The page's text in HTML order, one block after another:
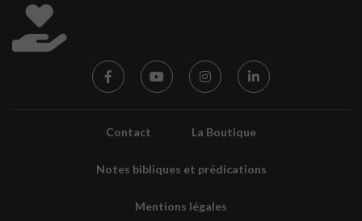
Contact La Boutique
Notes bibliques et prédications
Mentions légales